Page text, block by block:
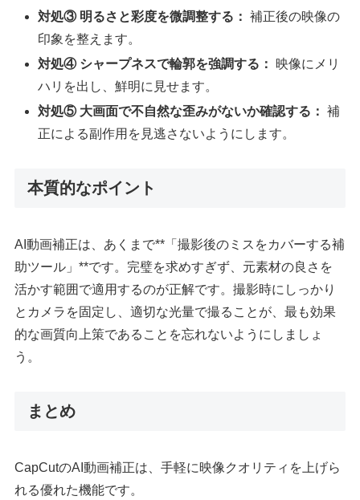
対処③ 明るさと彩度を微調整する： 補正後の映像の
印象を整えます。
対処④ シャープネスで輪郭を強調する：
映像にメリ
ハリを出し、鮮明に見せます。
対処⑤ 大画面で不自然な歪みがないか確認する： 補
正による副作用を見逃さないようにします。
本質的なポイント
AI動画補正は、あくまで**「撮影後のミスをカバーする補
助ツール」**です。完璧を求めすぎず、元素材の良さを
活かす範囲で適用するのが正解です。撮影時にしっかり
とカメラを固定し、適切な光量で撮ることが、最も効果
的な画質向上策であることを忘れないようにしましょ
う。
まとめ
CapCutのAI動画補正は、手軽に映像クオリティを上げら
れる優れた機能です。